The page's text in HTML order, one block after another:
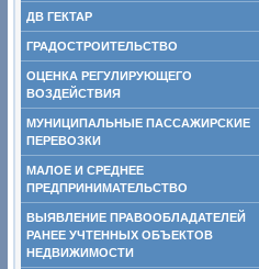
ДВ ГЕКТАР
ГРАДОСТРОИТЕЛЬСТВО
ОЦЕНКА РЕГУЛИРУЮЩЕГО
ВОЗДЕЙСТВИЯ
МУНИЦИПАЛЬНЫЕ ПАССАЖИРСКИЕ
ПЕРЕВОЗКИ
МАЛОЕ И СРЕДНЕЕ
ПРЕДПРИНИМАТЕЛЬСТВО
ВЫЯВЛЕНИЕ ПРАВООБЛАДАТЕЛЕЙ
РАНЕЕ УЧТЕННЫХ ОБЪЕКТОВ
НЕДВИЖИМОСТИ